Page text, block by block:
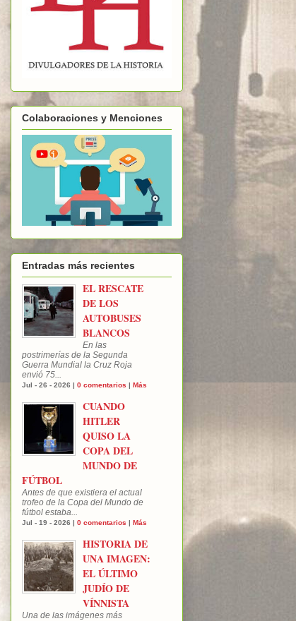
Colaboraciones y Menciones
Entradas más recientes
EL RESCATE
DE LOS
AUTOBUSES
BLANCOS
En las
postrimerías de la Segunda
Guerra Mundial la Cruz Roja
envió 75...
Jul - 26 - 2026 | 0 comentarios | Más
CUANDO
HITLER
QUISO LA
COPA DEL
MUNDO DE
FÚTBOL
Antes de que existiera el actual
trofeo de la Copa del Mundo de
fútbol estaba...
Jul - 19 - 2026 | 0 comentarios | Más
HISTORIA DE
UNA IMAGEN:
EL ÚLTIMO
JUDÍO DE
VÍNNISTA
Una de las imágenes más